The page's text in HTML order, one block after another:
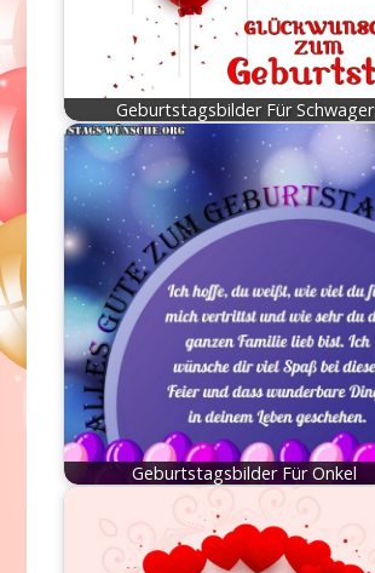
Geburtstagsbilder Für Schwager
Geburtstagsbilder Für Onkel